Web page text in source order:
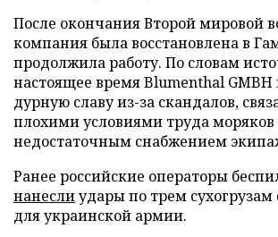
После окончания Второй мировой
компания была восстановлена в
продолжила работу. По словам
настоящее время Blumenthal GMBH
дурную славу из-за скандалов,
плохими условиями труда моряков
недостаточным снабжением
Ранее российские операторы
нанеслиудары по трем
для украинской армии.